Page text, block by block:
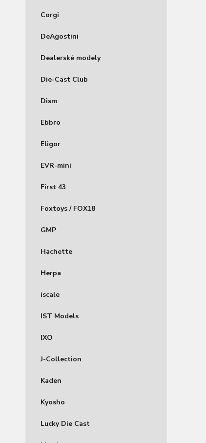
Corgi
DeAgostini
Dealerské modely
Die-Cast Club
Dism
Ebbro
Eligor
EVR-mini
First 43
Foxtoys / FOX18
GMP
Hachette
Herpa
iscale
IST Models
IXO
J-Collection
Kaden
Kyosho
Lucky Die Cast